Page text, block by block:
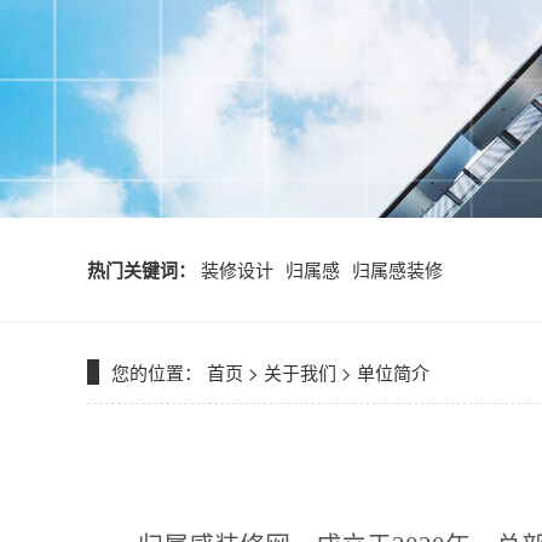
热门关键词： 装修设计 归属感 归属感装修
您的位置： 首页 > 关于我们 > 单位简介